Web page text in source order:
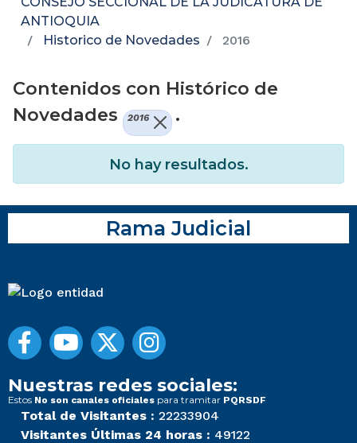
ANTIOQUIA
Historico de Novedades
2016
Contenidos con Histórico de
Novedades
2016 .
No hay resultados.
Rama Judicial
Nuestras redes sociales:
Estos No son canales oficiales para tramitar PQRSDF
Total de Visitantes : 22233904
Visitantes Últimas 24 horas : 49122